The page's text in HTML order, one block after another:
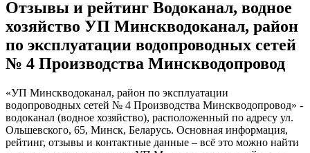
Отзывы и рейтинг Водоканал, водное
хозяйство УП Минскводоканал, район
по эксплуатации водопроводных сетей
№ 4 Производства Минскводопровод
«УП Минскводоканал, район по эксплуатации
водопроводных сетей № 4 Производства Минскводопровод» -
водоканал (водное хозяйство), расположенный по адресу ул.
Ольшевского, 65, Минск, Беларусь. Основная информация,
рейтинг, отзывы и контактные данные – всё это можно найти